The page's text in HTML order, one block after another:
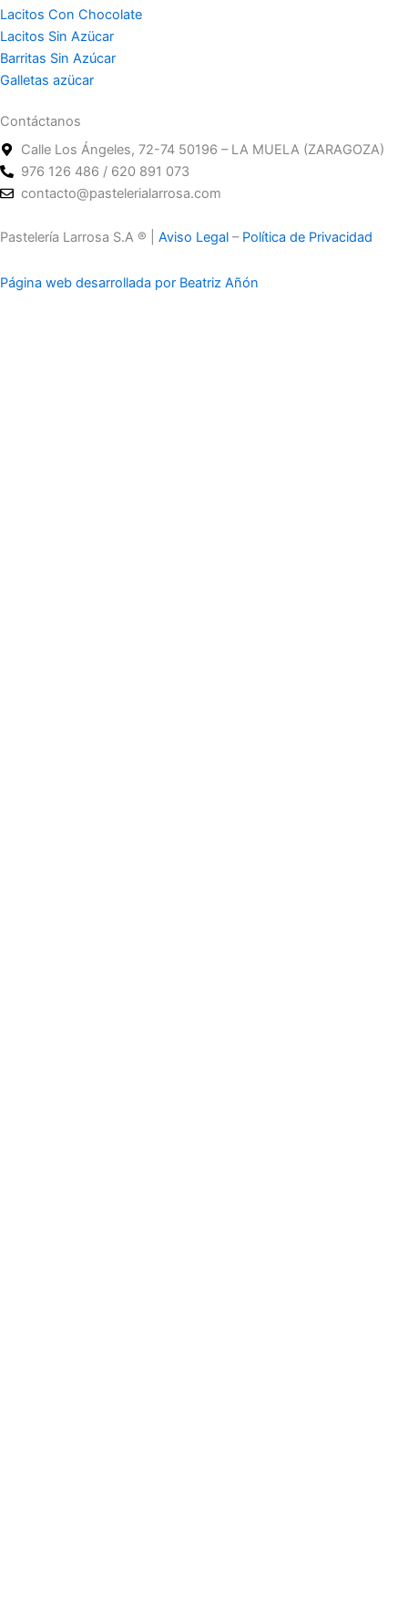
Lacitos Con Chocolate
Lacitos Sin Azücar
Barritas Sin Azúcar
Galletas azücar
Contáctanos
Calle Los Ángeles, 72-74 50196 – LA MUELA (ZARAGOZA)
976 126 486 / 620 891 073
contacto@pastelerialarrosa.com
Pastelería Larrosa S.A ® | Aviso Legal – Política de Privacidad
Página web desarrollada por Beatriz Añón